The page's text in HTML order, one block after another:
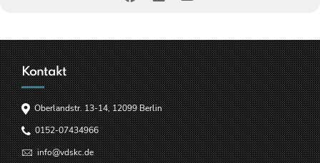
Kontakt
Oberlandstr. 13-14, 12099 Berlin
0152-07434966
info@vdskc.de